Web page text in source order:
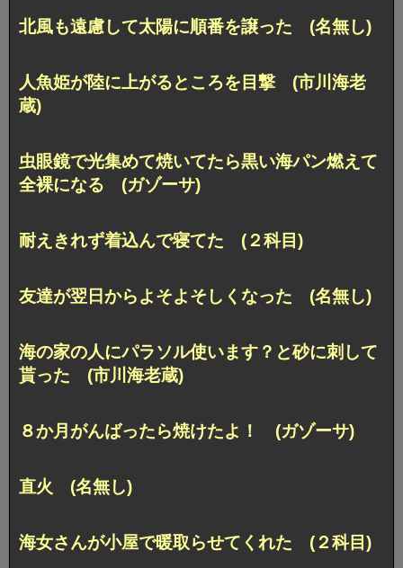
北風も遠慮して太陽に順番を譲った (名無し)
人魚姫が陸に上がるところを目撃 (市川海老
蔵)
虫眼鏡で光集めて焼いてたら黒い海パン燃えて
全裸になる (ガゾーサ)
耐えきれず着込んで寝てた (２科目)
友達が翌日からよそよそしくなった (名無し)
海の家の人にパラソル使います？と砂に刺して
貰った (市川海老蔵)
８か月がんばったら焼けたよ！ (ガゾーサ)
直火 (名無し)
海女さんが小屋で暖取らせてくれた (２科目)